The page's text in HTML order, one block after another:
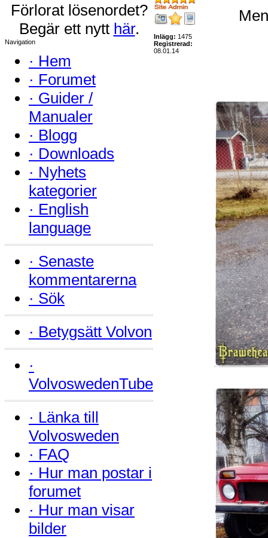
Förlorat lösenordet?
Begär ett nytt här.
Navigation
· Hem
· Forumet
· Guider /
Manualer
· Blogg
· Downloads
· Nyhets
kategorier
· English
language
· Senaste
kommentarerna
· Sök
· Betygsätt Volvon
·
VolvoswedenTube
· Länka till
Volvosweden
· FAQ
· Hur man postar i
forumet
· Hur man visar
bilder
Inlägg: 1475
Registrerad:
08.01.14